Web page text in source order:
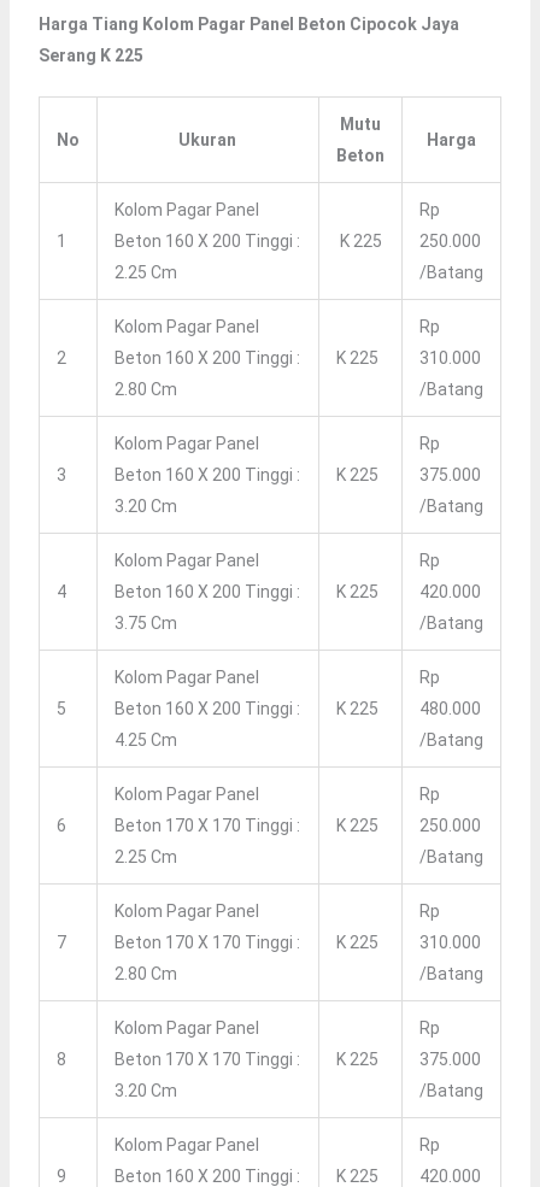
Harga Tiang Kolom Pagar Panel Beton Cipocok Jaya
Serang K 225
No Ukuran
Mutu
Beton
Harga
1
Kolom Pagar Panel
Beton 160 X 200 Tinggi :
2.25 Cm
K 225
Rp
250.000
/batang
2
Kolom Pagar Panel
Beton 160 X 200 Tinggi :
2.80 Cm
K 225
Rp
310.000
/batang
3
Kolom Pagar Panel
Beton 160 X 200 Tinggi :
3.20 Cm
K 225
Rp
375.000
/batang
4
Kolom Pagar Panel
Beton 160 X 200 Tinggi :
3.75 Cm
K 225
Rp
420.000
/batang
5
Kolom Pagar Panel
Beton 160 X 200 Tinggi :
4.25 Cm
K 225
Rp
480.000
/batang
6
Kolom Pagar Panel
Beton 170 X 170 Tinggi :
2.25 Cm
K 225
Rp
250.000
/batang
7
Kolom Pagar Panel
Beton 170 X 170 Tinggi :
2.80 Cm
K 225
Rp
310.000
/batang
8
Kolom Pagar Panel
Beton 170 X 170 Tinggi :
3.20 Cm
K 225
Rp
375.000
/batang
9
Kolom Pagar Panel
Beton 160 X 200 Tinggi :
K 225
Rp
420.000